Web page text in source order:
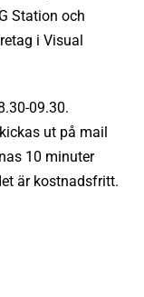
Station och
i Visual
09.30.
ut på mail
10 minuter
är kostnadsfritt.